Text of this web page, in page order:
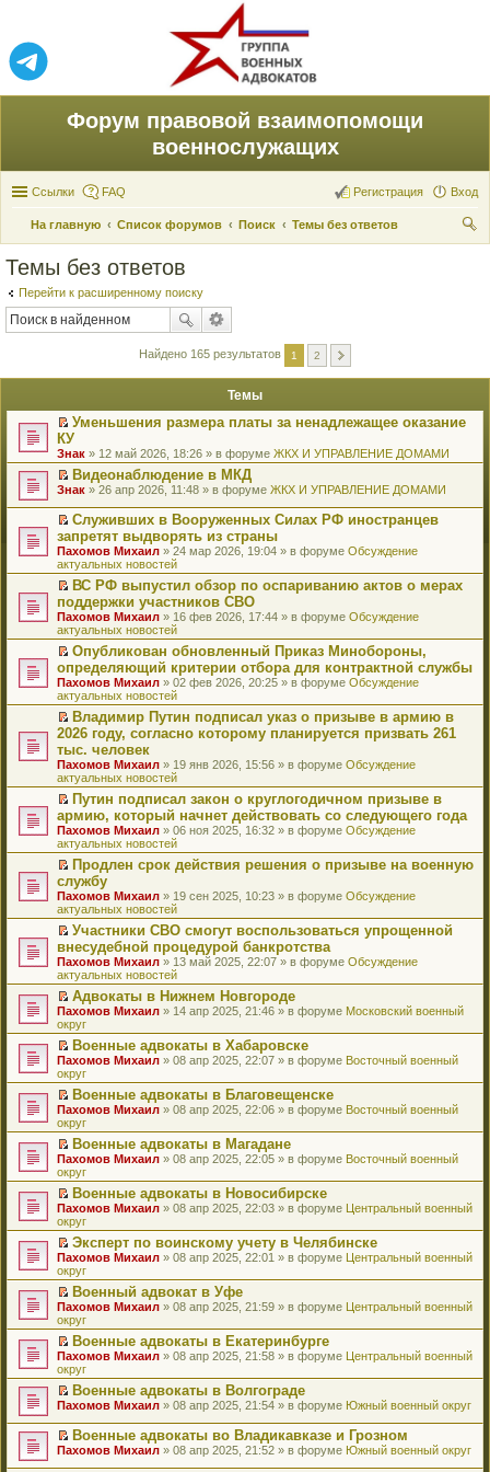
Форум правовой взаимопомощи
военнослужащих
Ссылки FAQ Вход
Регистрация
На главную Список форумов Поиск
Темы без ответов
Темы без ответов
Перейти к расширенному поиску
Найдено 165 результатов 1 2
Темы
П
е
р
е
й
и
к
п
е
р
в
о
м
у
н
е
п
р
о
ч
и
т
а
н
н
о
м
у
с
о
о
б
щ
е
н
и
ю
Уменьшения размера платы за ненадлежащее оказание
КУ
Знак » 12 май 2026, 18:26 » в форуме ЖКХ И УПРАВЛЕНИЕ ДОМАМИ
П
р
е
й
т
и
к
п
е
р
в
о
м
у
н
е
п
р
о
ч
и
т
а
н
н
о
м
у
с
о
о
б
щ
е
н
и
ю
Видеонаблюдение в МКД
Знак » 26 апр 2026, 11:48 » в форуме ЖКХ И УПРАВЛЕНИЕ ДОМАМИ
П
е
р
е
й
т
и
к
п
е
р
в
о
м
у
н
е
п
р
о
ч
и
т
а
н
н
о
м
у
с
о
о
б
щ
е
н
и
ю
Служивших в Вооруженных Силах РФ иностранцев
запретят выдворять из страны
Пахомов Михаил » 24 мар 2026, 19:04 » в форуме Обсуждение
актуальных новостей
П
е
р
е
й
т
и
к
п
е
р
в
о
м
у
н
е
п
р
о
ч
и
т
а
н
н
о
м
у
с
о
о
б
щ
е
н
и
ю
ВС РФ выпустил обзор по оспариванию актов о мерах
поддержки участников СВО
Пахомов Михаил » 16 фев 2026, 17:44 » в форуме Обсуждение
актуальных новостей
П
е
р
е
й
т
и
к
п
е
р
в
о
м
у
н
е
п
р
о
ч
и
т
а
н
н
о
м
у
с
о
о
б
щ
е
н
и
ю
Опубликован обновленный Приказ Минобороны,
определяющий критерии отбора для контрактной службы
Пахомов Михаил » 02 фев 2026, 20:25 » в форуме Обсуждение
актуальных новостей
П
е
р
е
й
т
и
к
п
е
р
в
о
м
у
н
е
п
р
о
ч
и
т
а
н
н
о
м
у
с
о
о
б
щ
е
н
и
ю
Владимир Путин подписал указ о призыве в армию в
2026 году, согласно которому планируется призвать 261
тыс. человек
Пахомов Михаил » 19 янв 2026, 15:56 » в форуме Обсуждение
актуальных новостей
П
е
р
е
й
т
и
к
п
е
р
в
о
м
у
н
е
п
р
о
ч
и
т
а
н
н
о
м
у
с
о
о
б
щ
е
н
и
ю
Путин подписал закон о круглогодичном призыве в
армию, который начнет действовать со следующего года
Пахомов Михаил » 06 ноя 2025, 16:32 » в форуме Обсуждение
актуальных новостей
П
е
р
е
й
т
и
к
п
е
р
в
о
м
у
н
е
п
р
о
ч
и
т
а
н
н
о
м
у
с
о
о
б
щ
е
н
и
ю
Продлен срок действия решения о призыве на военную
службу
Пахомов Михаил » 19 сен 2025, 10:23 » в форуме Обсуждение
актуальных новостей
П
е
р
е
й
т
и
к
п
е
р
в
о
м
у
н
е
п
р
о
ч
и
т
а
н
н
о
м
у
с
о
о
б
щ
е
н
ю
Участники СВО смогут воспользоваться упрощенной
внесудебной процедурой банкротства
Пахомов Михаил » 13 май 2025, 22:07 » в форуме Обсуждение
актуальных новостей
П
е
р
е
й
т
и
к
п
е
р
в
о
м
у
н
е
п
р
о
ч
и
т
а
н
н
о
м
у
с
о
б
щ
е
н
Адвокаты в Нижнем Новгороде
Пахомов Михаил » 14 апр 2025, 21:46 » в форуме Московский военный
округ
П
е
р
е
й
т
и
к
п
е
р
в
о
м
у
н
е
п
р
о
ч
и
т
а
н
н
о
м
у
с
о
Военные адвокаты в Хабаровске
Пахомов Михаил » 08 апр 2025, 22:07 » в форуме Восточный военный
округ
П
е
р
е
й
т
и
к
п
е
р
в
о
м
у
н
е
п
р
о
ч
и
т
а
н
н
о
Военные адвокаты в Благовещенске
Пахомов Михаил » 08 апр 2025, 22:06 » в форуме Восточный военный
округ
П
е
р
е
й
т
и
к
п
е
р
в
о
м
у
н
е
п
р
о
и
т
а
Военные адвокаты в Магадане
Пахомов Михаил » 08 апр 2025, 22:05 » в форуме Восточный военный
округ
П
е
р
е
й
т
и
к
п
е
р
в
о
м
у
н
п
р
о
ч
Военные адвокаты в Новосибирске
Пахомов Михаил » 08 апр 2025, 22:03 » в форуме Центральный военный
округ
П
е
р
е
й
т
и
к
п
е
р
в
о
м
у
н
Эксперт по воинскому учету в Челябинске
Пахомов Михаил » 08 апр 2025, 22:01 » в форуме Центральный военный
округ
П
е
р
е
й
т
и
к
п
е
р
в
Военный адвокат в Уфе
Пахомов Михаил » 08 апр 2025, 21:59 » в форуме Центральный военный
округ
П
е
р
е
й
и
к
п
Военные адвокаты в Екатеринбурге
Пахомов Михаил » 08 апр 2025, 21:58 » в форуме Центральный военный
округ
П
р
е
й
т
Военные адвокаты в Волгограде
Пахомов Михаил » 08 апр 2025, 21:54 » в форуме Южный военный округ
П
Военные адвокаты во Владикавказе и Грозном
Пахомов Михаил » 08 апр 2025, 21:52 » в форуме Южный военный округ